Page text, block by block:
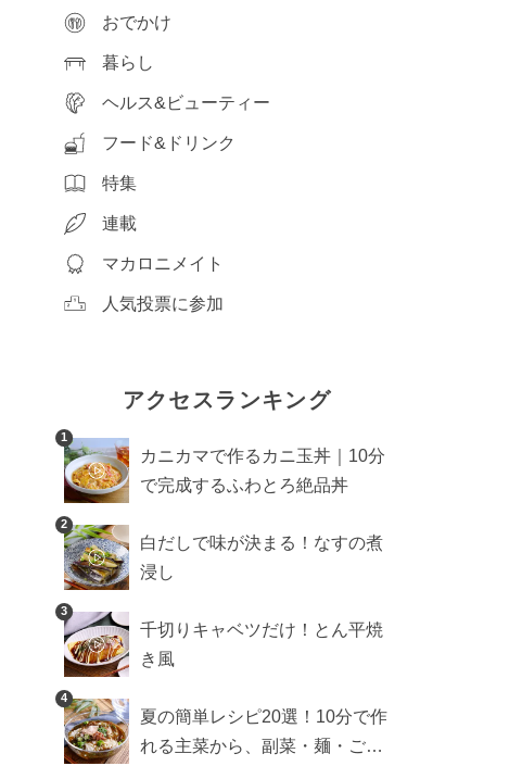
おでかけ
暮らし
ヘルス&ビューティー
フード&ドリンク
特集
連載
マカロニメイト
人気投票に参加
アクセスランキング
1
カニカマで作るカニ玉丼｜10分
で完成するふわとろ絶品丼
2
白だしで味が決まる！なすの煮
浸し
3
千切りキャベツだけ！とん平焼
き風
4
夏の簡単レシピ20選！10分で作
れる主菜から、副菜・麺・ごは